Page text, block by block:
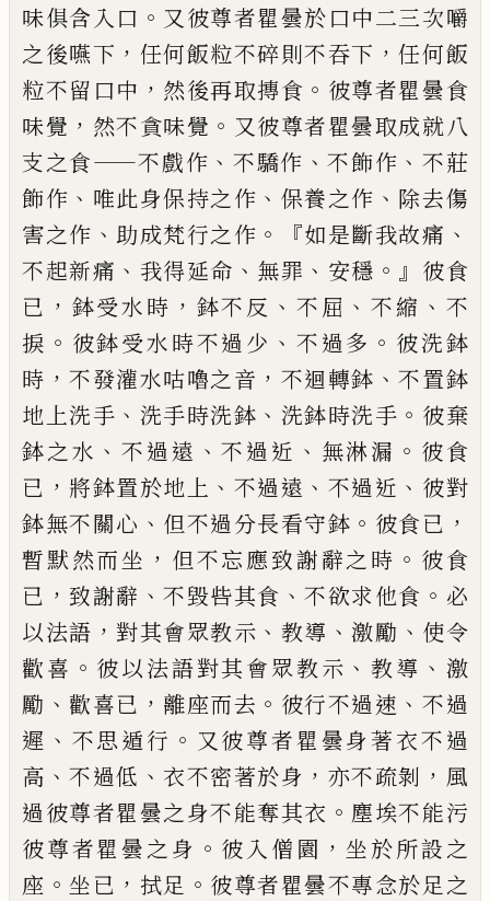
味俱含入口 。 又彼尊者瞿曇於口中二三次嚼
之後嚥下 ， 任何飯粒不碎則不吞下 ，任何飯
粒不留口中 ， 然後再取摶食 。 彼尊者瞿曇食
味覺 ， 然不貪味覺 。 又彼尊者瞿曇取成就八
支之食——不戲作 、 不驕作 、不飾作 、 不莊
飾作 、 唯此身保持之作 、 保養之作 、 除去傷
害之作 、 助成梵行之作 。『如是斷我故痛 、
不起新痛 、 我得延命 、 無罪 、 安穩 。』 彼食
已 ， 鉢受水時 ， 鉢不反 、 不屈 、不縮 、 不
捩 。 彼鉢受水時不過少 、 不過多 。 彼洗鉢
時 ，不發灌水咕嚕之音 ， 不迴轉鉢 、不置鉢
地上洗手 、 洗手時洗鉢 、 洗鉢時洗手 。 彼棄
鉢之水 、不過遠 、不過近 、 無淋漏 。 彼食
已 ， 將鉢置於地上 、 不過遠 、 不過近 、 彼對
鉢無不關心 、 但不過分長看守鉢 。 彼食已 ，
暫默然而坐 ， 但不忘應致謝辭之時 。 彼食
已 ， 致謝辭 、不毀呰其食 、不欲求他食 。 必
以法語 ，對其會眾教示 、 教導 、激勵 、 使令
歡喜 。 彼以法語對其會眾教示 、教導 、 激
勵 、 歡喜已 ， 離座而去 。 彼行不過速 、不過
遲 、 不思遁行 。 又彼尊者瞿曇身著衣不過
高 、不過低 、 衣不密著於身 ， 亦不疏剝 ， 風
過彼尊者瞿曇之身不能奪其衣 。 塵埃不能污
彼尊者瞿曇之身 。 彼入僧園 ， 坐於所設之
座 。 坐已 ， 拭足 。 彼尊者瞿曇不專念於足之